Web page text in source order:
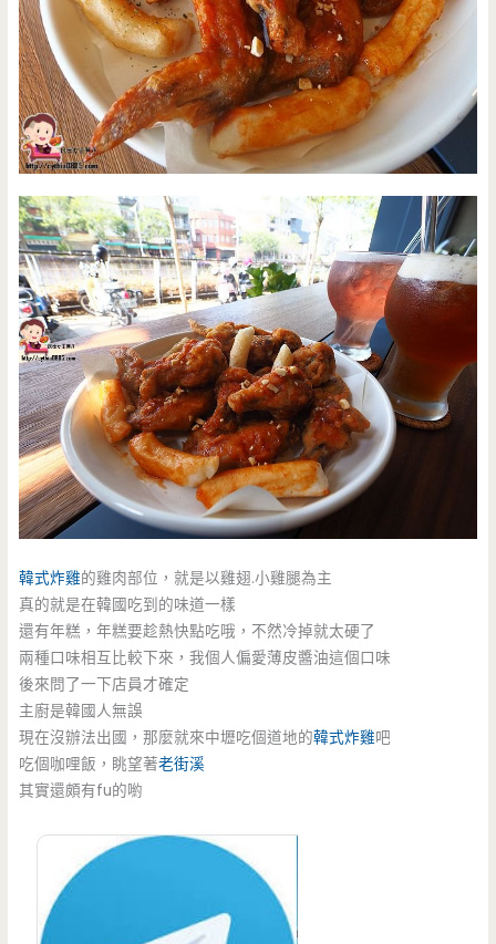
韓式炸雞的雞肉部位，就是以雞翅.小雞腿為主
真的就是在韓國吃到的味道一樣
還有年糕，年糕要趁熱快點吃哦，不然冷掉就太硬了
兩種口味相互比較下來，我個人偏愛薄皮醬油這個口味
後來問了一下店員才確定
主廚是韓國人無誤
現在沒辦法出國，那麼就來中壢吃個道地的韓式炸雞吧
吃個咖哩飯，眺望著老街溪
其實還頗有fu的喲